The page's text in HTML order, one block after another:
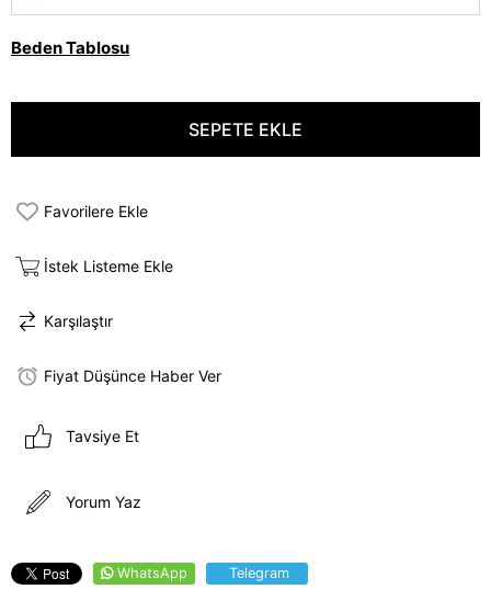
Beden Tablosu
Favorilere Ekle
İstek Listeme Ekle
Karşılaştır
Fiyat Düşünce Haber Ver
Tavsiye Et
Yorum Yaz
WhatsApp Telegram